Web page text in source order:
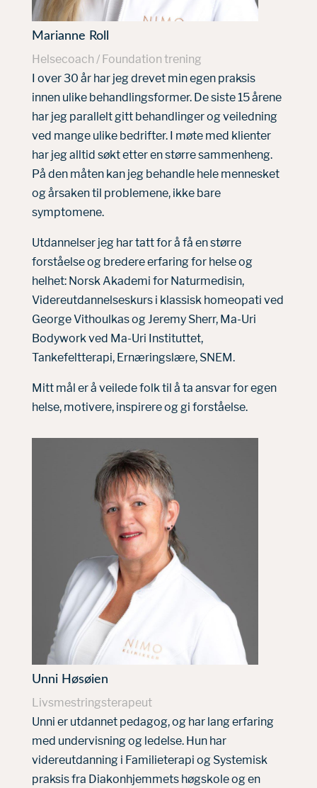
Marianne Roll
Helsecoach / Foundation trening
I over 30 år har jeg drevet min egen praksis
innen ulike behandlingsformer. De siste 15 årene
har jeg parallelt gitt behandlinger og veiledning
ved mange ulike bedrifter. I møte med klienter
har jeg alltid søkt etter en større sammenheng.
På den måten kan jeg behandle hele mennesket
og årsaken til problemene, ikke bare
symptomene.
Utdannelser jeg har tatt for å få en større
forståelse og bredere erfaring for helse og
helhet: Norsk Akademi for Naturmedisin,
Videreutdannelseskurs i klassisk homeopati ved
George Vithoulkas og Jeremy Sherr, Ma-Uri
Bodywork ved Ma-Uri Instituttet,
Tankefeltterapi, Ernæringslære, SNEM.
Mitt mål er å veilede folk til å ta ansvar for egen
helse, motivere, inspirere og gi forståelse.
Unni Høsøien
Livsmestringsterapeut
Unni er utdannet pedagog, og har lang erfaring
med undervisning og ledelse. Hun har
videreutdanning i Familieterapi og Systemisk
praksis fra Diakonhjemmets høgskole og en